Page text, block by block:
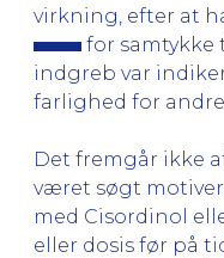
virkning, efter at
for
indgreb var
farlighed for andre.
Det fremgår ikke
været søgt
med Cisordinol
eller dosis før på